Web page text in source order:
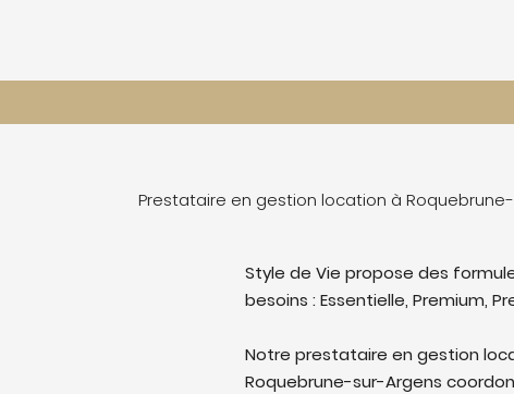
Prestataire en gestion location à
Style de Vie propose des
besoins : Essentielle, Premium,
Notre prestataire en gestion
Roquebrune-sur-Argens